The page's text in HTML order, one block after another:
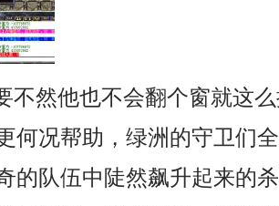
不然他也不会翻个窗就这
何况帮助，绿洲的守卫们
的队伍中陡然飙升起来的